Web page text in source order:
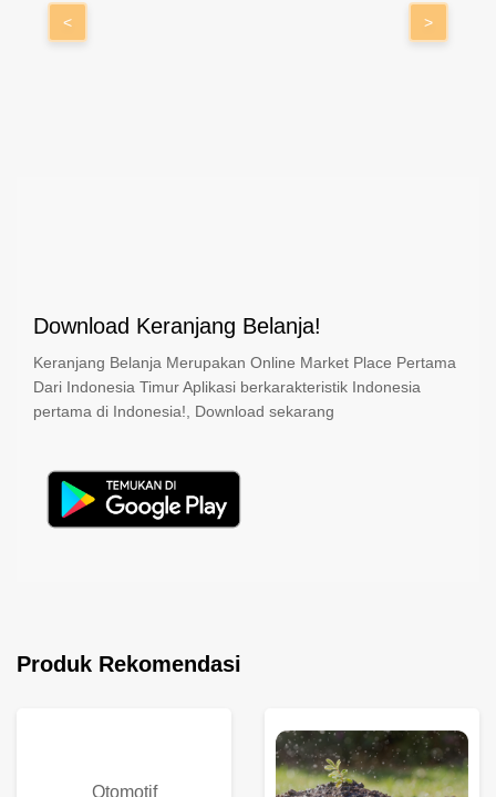
< >
Download Keranjang Belanja!
Keranjang Belanja Merupakan Online Market Place Pertama
Dari Indonesia Timur Aplikasi berkarakteristik Indonesia
pertama di Indonesia!, Download sekarang
Produk Rekomendasi
Otomotif